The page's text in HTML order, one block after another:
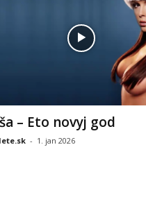
– Eto novyj god
- 1. jan 2026